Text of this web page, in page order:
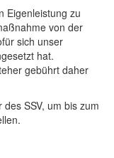
Eigenleistung zu
von der
sich unser
hat.
gebührt daher
SSV, um bis zum